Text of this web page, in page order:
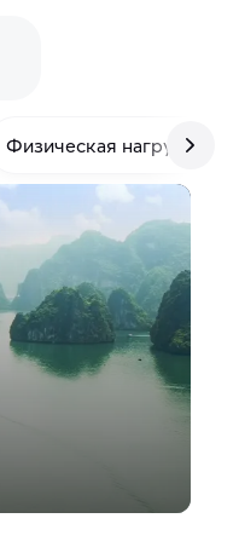
Физическая нагрузка